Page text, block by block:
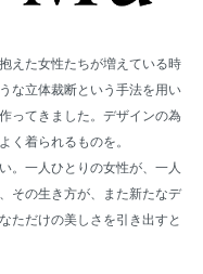
えた女性たちが増えている時
な立体裁断という手法を用い
ってきました。デザインの為
く着られるものを。
。一人ひとりの女性が、一人
その生き方が、また新たなデ
ただけの美しさを引き出すと